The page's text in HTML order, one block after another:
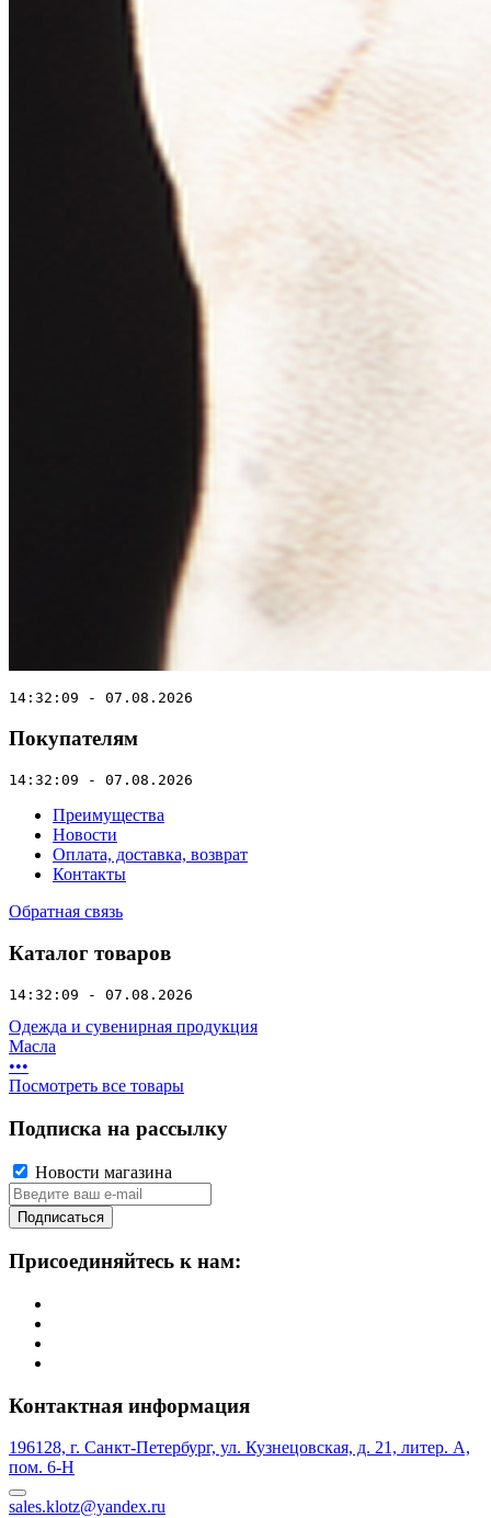
14:32:09 - 07.08.2026
Покупателям
14:32:09 - 07.08.2026
Преимущества
Новости
Оплата, доставка, возврат
Контакты
Обратная связь
Каталог товаров
14:32:09 - 07.08.2026
Одежда и сувенирная продукция
Масла
•••
Посмотреть все товары
Подписка на рассылку
Новости магазина
Подписаться
Присоединяйтесь к нам:
Контактная информация
196128, г. Санкт-Петербург, ул. Кузнецовская, д. 21, литер. А,
пом. 6-Н
sales.klotz@yandex.ru